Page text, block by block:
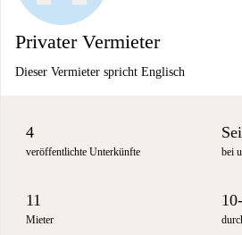
Privater Vermieter
Dieser Vermieter spricht Englisch
4
veröffentlichte Unterkünfte bei
11
Mieter